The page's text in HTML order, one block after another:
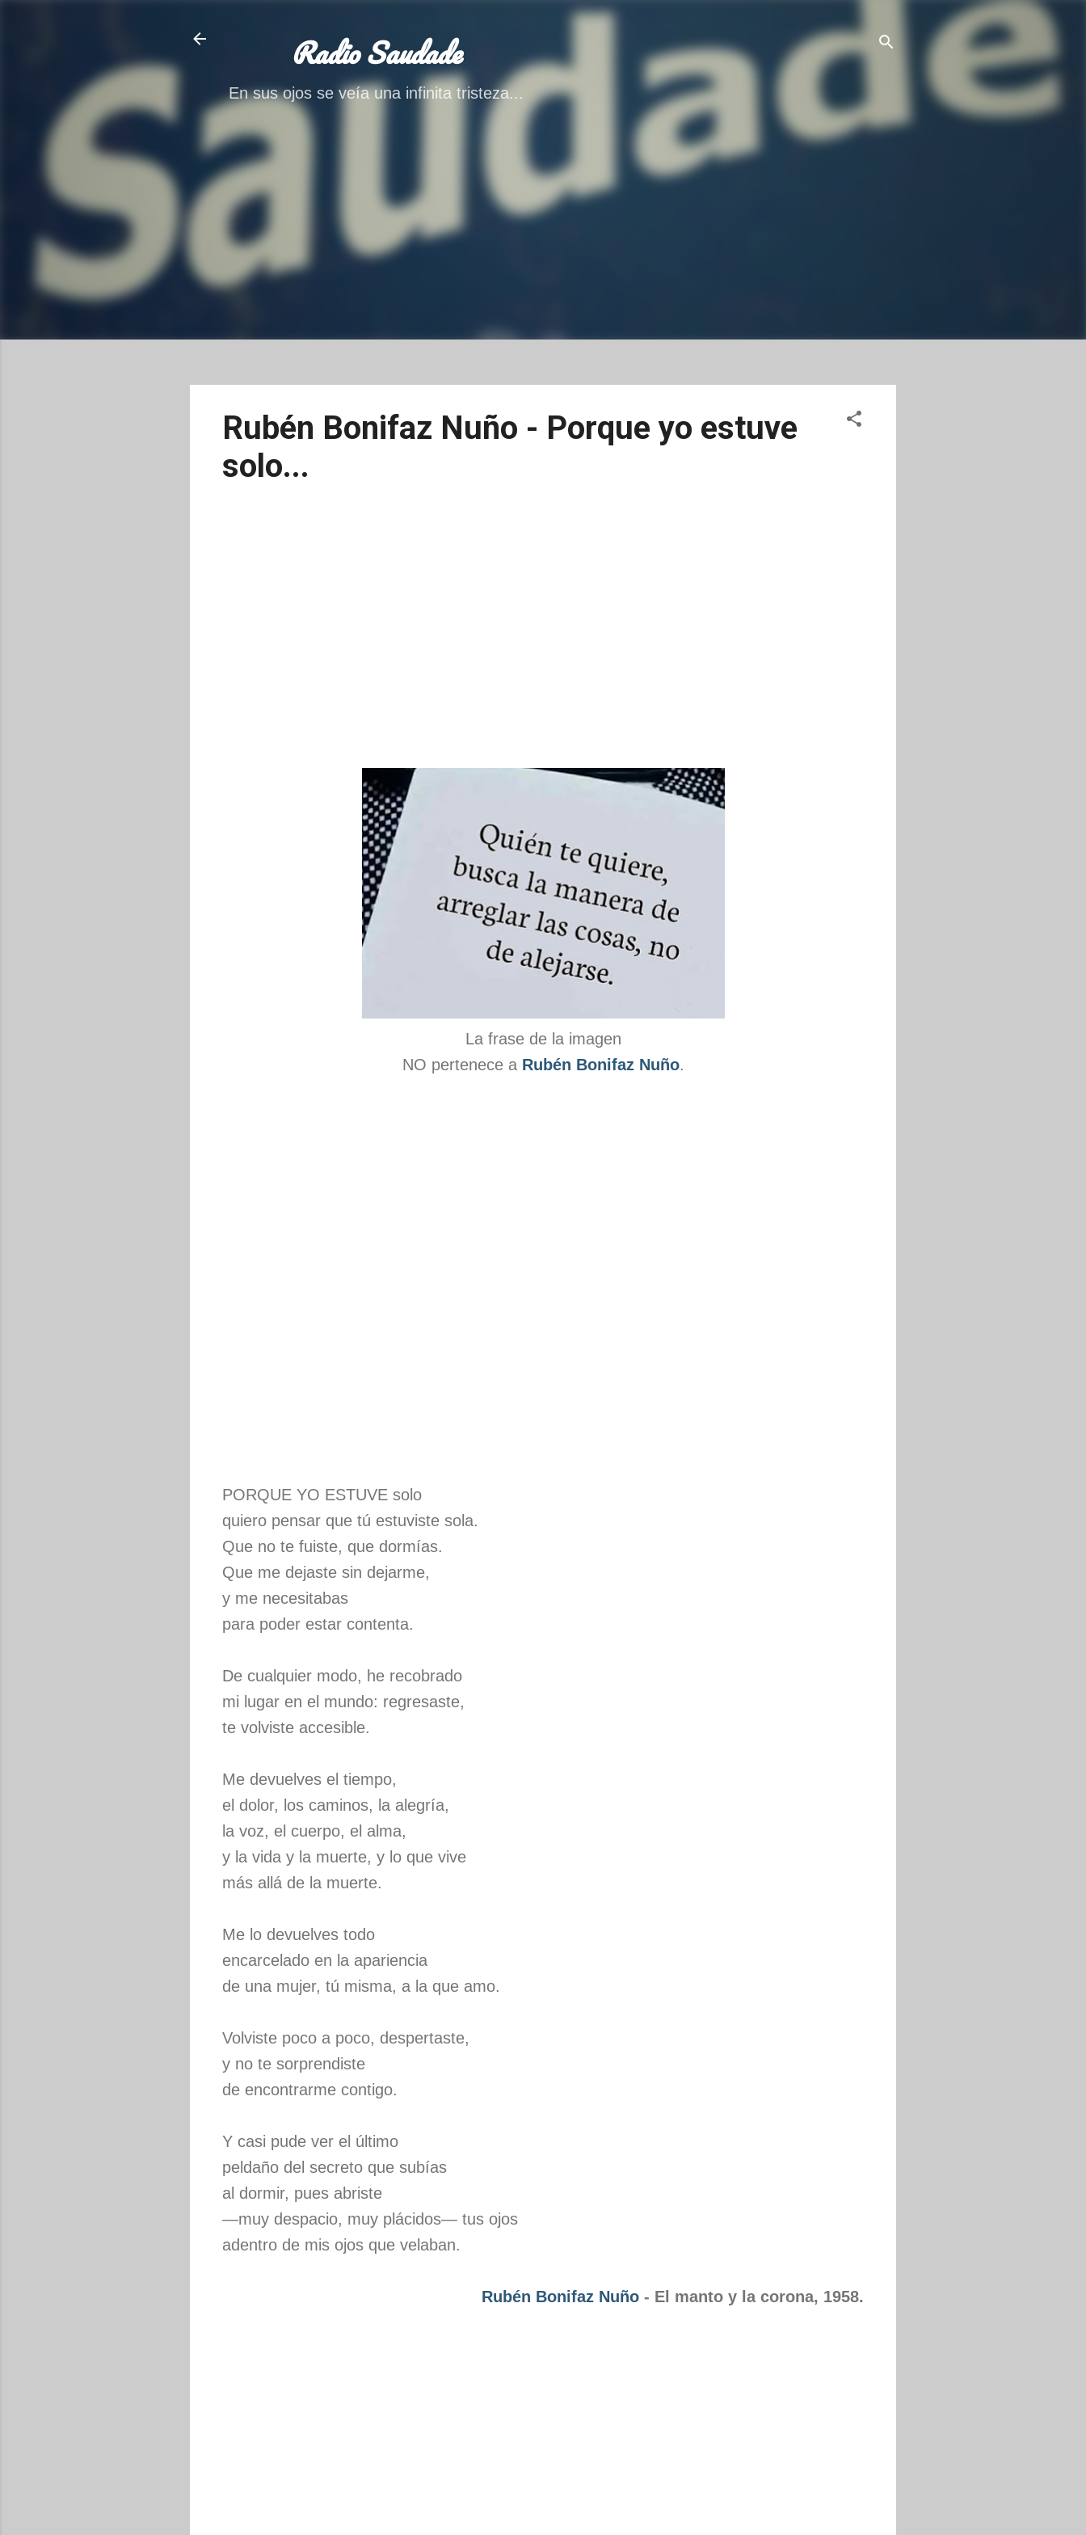
Ir al contenido principal
Radio Saudade
En sus ojos se veía una infinita tristeza...
Rubén Bonifaz Nuño - Porque yo estuve
solo...
La frase de la imagen
NO pertenece a Rubén Bonifaz Nuño.
PORQUE YO ESTUVE solo
quiero pensar que tú estuviste sola.
Que no te fuiste, que dormías.
Que me dejaste sin dejarme,
y me necesitabas
para poder estar contenta.
De cualquier modo, he recobrado
mi lugar en el mundo: regresaste,
te volviste accesible.
Me devuelves el tiempo,
el dolor, los caminos, la alegría,
la voz, el cuerpo, el alma,
y la vida y la muerte, y lo que vive
más allá de la muerte.
Me lo devuelves todo
encarcelado en la apariencia
de una mujer, tú misma, a la que amo.
Volviste poco a poco, despertaste,
y no te sorprendiste
de encontrarme contigo.
Y casi pude ver el último
peldaño del secreto que subías
al dormir, pues abriste
—muy despacio, muy plácidos— tus ojos
adentro de mis ojos que velaban.
Rubén Bonifaz Nuño - El manto y la corona, 1958.